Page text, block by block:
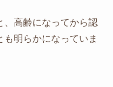
高齢になってから認
明らかになっていま